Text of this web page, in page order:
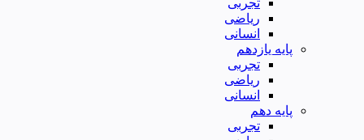
تجربی
ریاضی
انسانی
پایه یازدهم
تجربی
ریاضی
انسانی
پایه دهم
تجربی